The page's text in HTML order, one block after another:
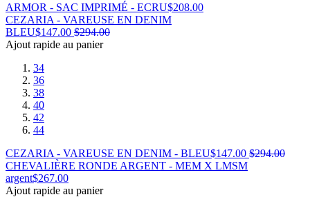
ARMOR - SAC IMPRIMÉ - ECRU$208.00
CEZARIA - VAREUSE EN DENIM
BLEU$147.00 $294.00
Ajout rapide au panier
34
36
38
40
42
44
CEZARIA - VAREUSE EN DENIM - BLEU$147.00 $294.00
CHEVALIÈRE RONDE ARGENT - MEM X LMSM
argent$267.00
Ajout rapide au panier